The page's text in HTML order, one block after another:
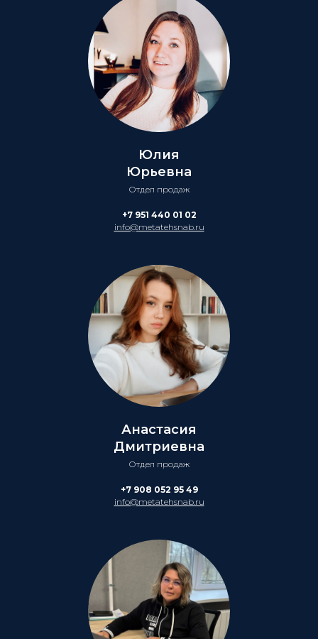
Юлия
Юрьевна
Отдел продаж
+7 951 440 01 02
info@metatehsnab.ru
Анастасия
Дмитриевна
Отдел продаж
+7 908 052 95 49
info@metatehsnab.ru